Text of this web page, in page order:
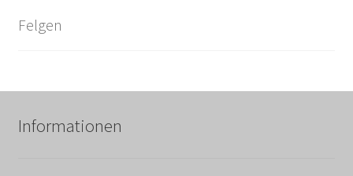
Felgen
Informationen